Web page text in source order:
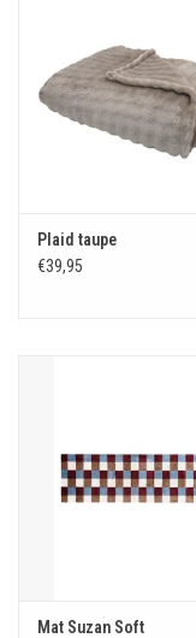
Plaid taupe
€39,95
Mat Suzan Soft